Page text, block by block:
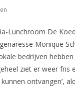
Lunchroom De
Monique
bedrijven
ziet er weer fris
ontvangen’,